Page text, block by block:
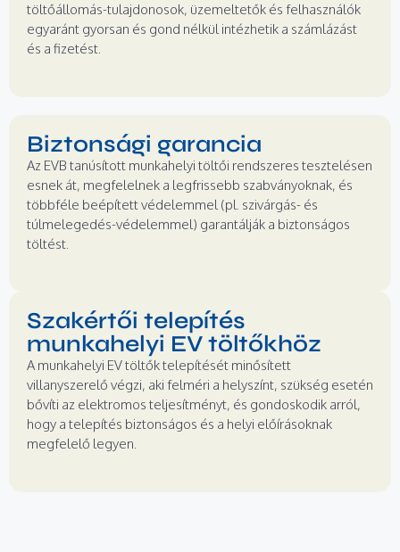
töltőállomás-tulajdonosok, üzemeltetők és felhasználók
egyaránt gyorsan és gond nélkül intézhetik a számlázást
és a fizetést.
Biztonsági garancia
Az EVB tanúsított munkahelyi töltői rendszeres tesztelésen
esnek át, megfelelnek a legfrissebb szabványoknak, és
többféle beépített védelemmel (pl. szivárgás- és
túlmelegedés-védelemmel) garantálják a biztonságos
töltést.
Szakértői telepítés
munkahelyi EV töltőkhöz
A munkahelyi EV töltők telepítését minősített
villanyszerelő végzi, aki felméri a helyszínt, szükség esetén
bővíti az elektromos teljesítményt, és gondoskodik arról,
hogy a telepítés biztonságos és a helyi előírásoknak
megfelelő legyen.